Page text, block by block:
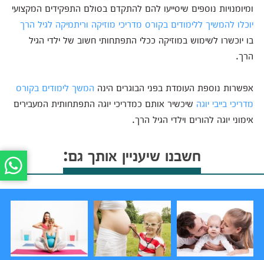
ומיומנויות נוספים שיסייעו להם להתקדם בסולם התפקידים המקצועי
יוכלו להמשיך ללימודים בקורס מדריכי מוזיקה וריתמיקה לגיל הרך
בו יוכשרו לשימוש במוזיקה ככלי התפתחותי חשוב של ילדי הגיל
הרך.
אפשרות נוספת העומדת בפני הבוגרים הינה המשך לימודים בקורס
מדריכי בייבי יוגה שיכשיר אותם כמדריכי יוגה התפתחותית המעבירים
אימוני יוגה להורים וילדי הגיל הרך.
חשבנו שיעניין אותך גם: